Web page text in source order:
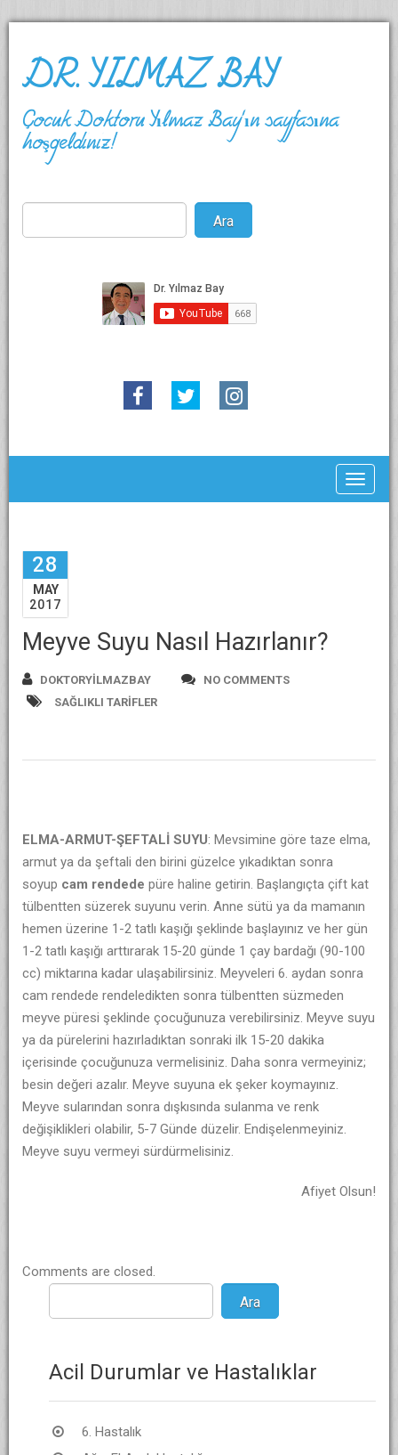
DR. YILMAZ BAY
Çocuk Doktoru Yılmaz Bay'ın sayfasına
hoşgeldiniz!
28
MAY
2017
Meyve Suyu Nasıl Hazırlanır?
DOKTORYILMAZBAY
NO COMMENTS
SAĞLIKLI TARIFLER
ELMA-ARMUT-ŞEFTALİ SUYU: Mevsimine göre taze elma,
armut ya da şeftali den birini güzelce yıkadıktan sonra
soyup cam rendede püre haline getirin. Başlangıçta çift kat
tülbentten süzerek suyunu verin. Anne sütü ya da mamanın
hemen üzerine 1-2 tatlı kaşığı şeklinde başlayınız ve her gün
1-2 tatlı kaşığı arttırarak 15-20 günde 1 çay bardağı (90-100
cc) miktarına kadar ulaşabilirsiniz. Meyveleri 6. aydan sonra
cam rendede rendeledikten sonra tülbentten süzmeden
meyve püresi şeklinde çocuğunuza verebilirsiniz. Meyve suyu
ya da pürelerini hazırladıktan sonraki ilk 15-20 dakika
içerisinde çocuğunuza vermelisiniz. Daha sonra vermeyiniz;
besin değeri azalır. Meyve suyuna ek şeker koymayınız.
Meyve sularından sonra dışkısında sulanma ve renk
değişiklikleri olabilir, 5-7 Günde düzelir. Endişelenmeyiniz.
Meyve suyu vermeyi sürdürmelisiniz.
Afiyet Olsun!
Comments are closed.
Acil Durumlar ve Hastalıklar
6. Hastalık